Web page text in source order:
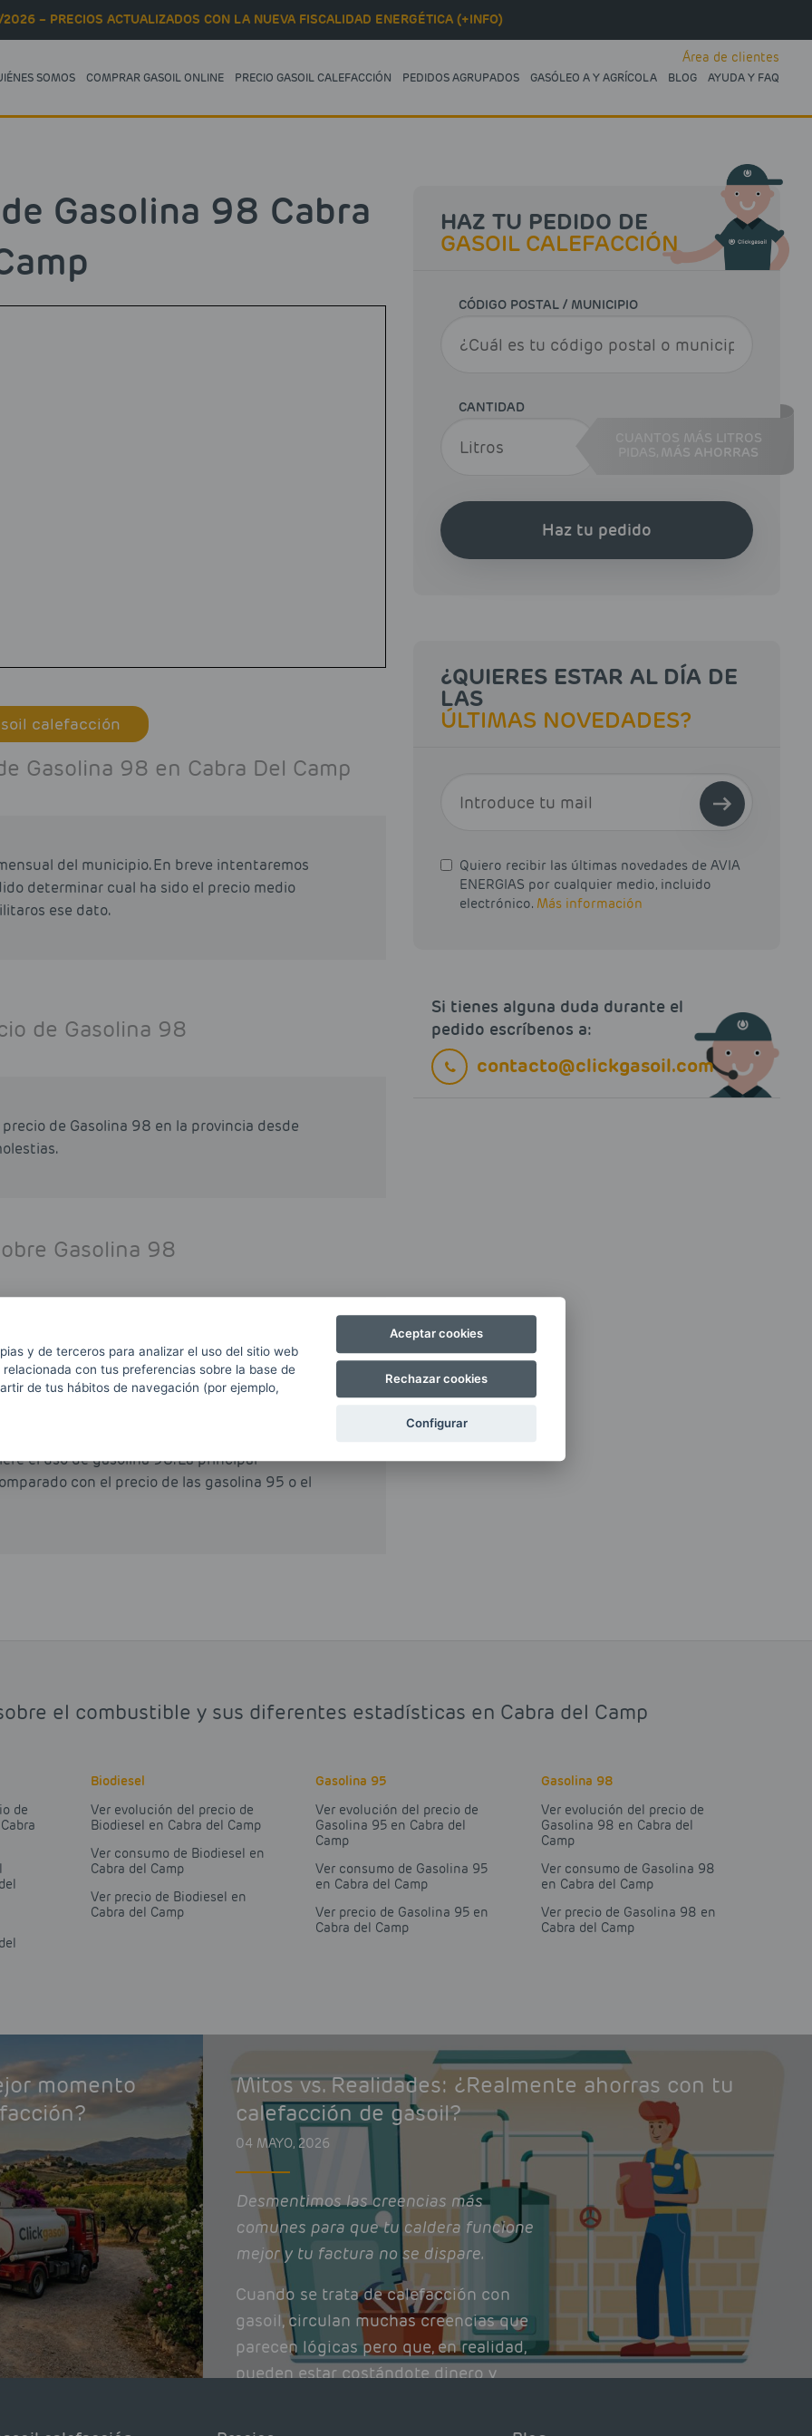
– PRECIOS ACTUALIZADOS CON LA NUEVA FISCALIDAD ENERGÉTICA (+INFO)
SOMOS COMPRAR GASOIL ONLINE PRECIO GASOIL CALEFACCIÓN PEDIDOS AGRUPADOS GASÓLEO A Y AGRÍCOLA BLOG AYUDA Y FAQ
Área de clientes
Gasolina 98 Cabra
calefacción
Gasolina 98 en Cabra Del Camp
del municipio. En breve intentaremos
determinar cual ha sido el precio medio
ese dato.
de Gasolina 98
de Gasolina 98 en la provincia desde
Gasolina 98
en el petróleo. Es un combustible con un
comunes (como la gasolina 95).
en el interior de los cilindros del motor
notablemente su duración y
tanto, seguir las instrucciones del
el uso de gasolina 98. La principal
con el precio de las gasolina 95 o el
HAZ TU PEDIDO DE
GASOIL CALEFACCIÓN
CÓDIGO POSTAL / MUNICIPIO
CANTIDAD
CUANTOS MÁS LITROS
MÁS AHORRAS
Haz tu pedido
¿QUIERES ESTAR AL DÍA DE
LAS
ÚLTIMAS NOVEDADES?
Quiero recibir las últimas novedades de AVIA
ENERGIAS por cualquier medio, incluido
electrónico. Más información
Si tienes alguna duda durante el
pedido escríbenos a:
contacto@clickgasoil.com
el combustible y sus diferentes estadísticas en Cabra del Camp
de
Biodiesel
Ver evolución del precio de
Biodiesel en Cabra del Camp
Ver consumo de Biodiesel en
Cabra del Camp
Ver precio de Biodiesel en
Cabra del Camp
Gasolina 95
Ver evolución del precio de
Gasolina 95 en Cabra del
Camp
Ver consumo de Gasolina 95
en Cabra del Camp
Ver precio de Gasolina 95 en
Cabra del Camp
Gasolina 98
Ver evolución del precio de
Gasolina 98 en Cabra del
Camp
Ver consumo de Gasolina 98
en Cabra del Camp
Ver precio de Gasolina 98 en
Cabra del Camp
momento
Mitos vs. Realidades: ¿Realmente ahorras con tu
calefacción de gasoil?
04 MAYO, 2026
Desmentimos las creencias más
comunes para que tu caldera funcione
mejor y tu factura no se dispare.
Cuando se trata de calefacción con
gasoil, circulan muchas creencias que
parecen lógicas pero que, en realidad,
pueden estar costándote dinero y
y de terceros para analizar el uso del sitio web
con tus preferencias sobre la base de
de tus hábitos de navegación (por ejemplo,
Aceptar cookies
Rechazar cookies
Configurar